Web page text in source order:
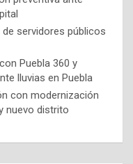
servidores públicos
Puebla 360 y
lluvias en Puebla
con modernización
nuevo distrito